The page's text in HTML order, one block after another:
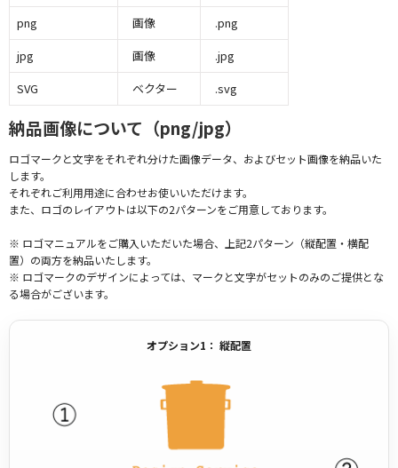
png
画像
.png
jpg
画像
.jpg
SVG
ベクター .svg
納品画像について（png/jpg）
ロゴマークと文字をそれぞれ分けた画像データ、およびセット画像を納品いた
します。
それぞれご利用用途に合わせお使いいただけます。
また、ロゴのレイアウトは以下の2パターンをご用意しております。
※ ロゴマニュアルをご購入いただいた場合、上記2パターン（縦配置・横配
置）の両方を納品いたします。
※ ロゴマークのデザインによっては、マークと文字がセットのみのご提供とな
る場合がございます。
オプション1： 縦配置